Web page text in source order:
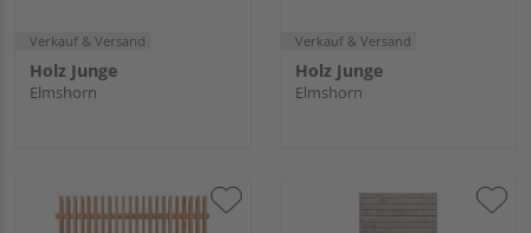
Verkauf & Versand
Holz Junge
Elmshorn
Verkauf & Versand
Holz Junge
Elmshorn